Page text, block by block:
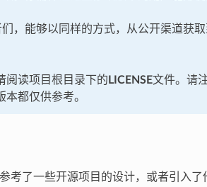
，能够以同样的方式，从公开渠道获
阅读项目根目录下的 LICENSE文件。请
本都仅供参考。
了一些开源项目的设计，或者引入了